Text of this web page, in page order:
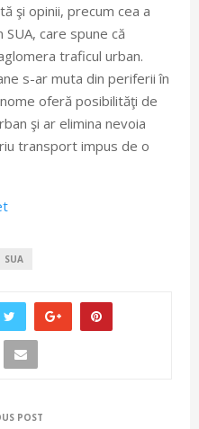
şi opinii, precum cea a
care spune că
traficul urban.
s-ar muta din periferii în
oferă posibilităţi de
şi ar elimina nevoia
transport impus de o
SUA
POST